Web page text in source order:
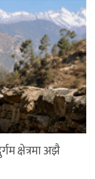
क्षेत्रमा अझै